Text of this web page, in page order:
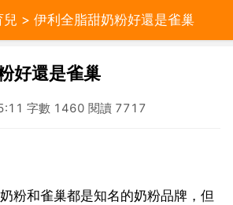
兒 > 伊利全脂甜奶粉好還是雀巢
好還是雀巢
字數 1460 閱讀 7717
粉和雀巢都是知名的奶粉品牌，但